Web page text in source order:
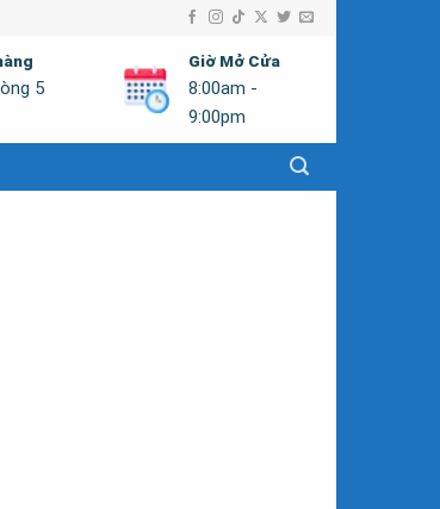
5
Giờ Mở Cửa
8:00am -
9:00pm